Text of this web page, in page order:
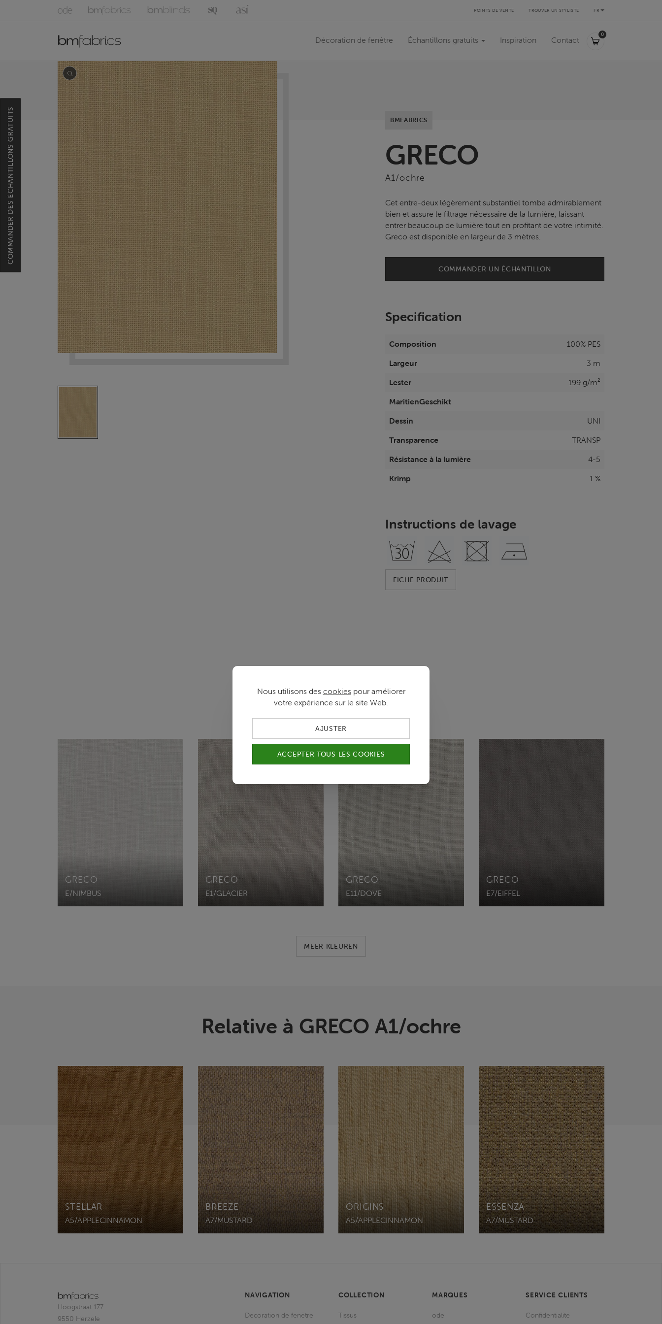
FR
POINTS DE VENTE TROUVER UN STYLISTE
Décoration de fenêtre Échantillons gratuits Inspiration Contact
00,00 €
BMFABRICS
GRECO
A1/ochre
Cet entre-deux légèrement substantiel tombe admirablement
bien et assure le filtrage nécessaire de la lumière, laissant
entrer beaucoup de lumière tout en profitant de votre intimité.
Greco est disponible en largeur de 3 mètres.
COMMANDER UN ÉCHANTILLON
Specification
Composition
100% PES
Largeur
3 m
Lester
199 g/m²
MaritienGeschikt
Dessin
UNI
Transparence
TRANSP
Résistance à la lumière
4-5
Krimp
1 %
Instructions de lavage
FICHE PRODUIT
Variantes de couleur
GRECO
E/NIMBUS
GRECO
E1/GLACIER
GRECO
E11/DOVE
GRECO
E7/EIFFEL
MEER KLEUREN
Relative à GRECO A1/ochre
STELLAR
A5/APPLECINNAMON
BREEZE
A7/MUSTARD
ORIGINS
A5/APPLECINNAMON
ESSENZA
A7/MUSTARD
COMMANDER DES ÉCHANTILLONS GRATUITS
Hoogstraat 177
9550 Herzele
NAVIGATION
Décoration de fenêtre
COLLECTION
Tissus
MARQUES
ode
SERVICE CLIENTS
Confidentialité
Nous utilisons des cookiespour améliorer
votre expérience sur le site Web.
AJUSTER
ACCEPTER TOUS LES COOKIES